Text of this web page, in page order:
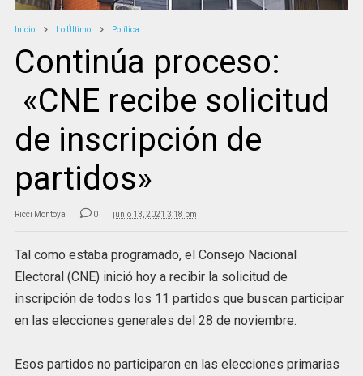
Inicio Lo Último Política
Continúa proceso:
«CNE recibe solicitud
de inscripción de
partidos»
Ricci Montoya 0 junio 13, 2021 3:18 pm
Tal como estaba programado, el Consejo Nacional
Electoral (CNE) inició hoy a recibir la solicitud de
inscripción de todos los 11 partidos que buscan participar
en las elecciones generales del 28 de noviembre.
Esos partidos no participaron en las elecciones primarias